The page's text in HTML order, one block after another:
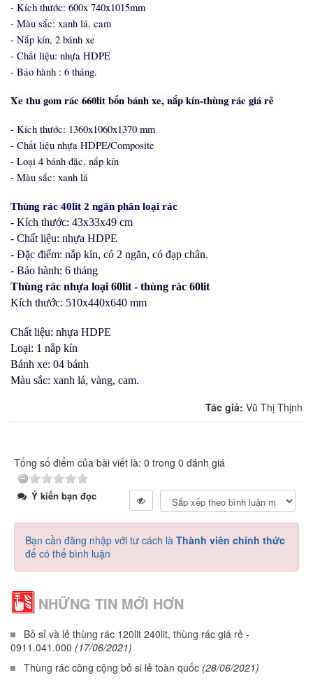
- Kích thước: 600x 740x1015mm
- Màu sắc: xanh lá, cam
- Nắp kín, 2 bánh xe
- Chất liệu: nhựa HDPE
- Bảo hành : 6 tháng.
Xe thu gom rác 660lit bốn bánh xe, nắp kín-thùng rác giá rẻ
- Kích thước: 1360x1060x1370 mm
- Chất liệu nhựa HDPE/Composite
- Loại 4 bánh đặc, nắp kín
- Màu sắc: xanh lá
Thùng rác 40lit 2 ngăn phân loại rác
- Kích thước: 43x33x49 cm
- Chất liệu: nhựa HDPE
- Đặc điểm: nắp kín, có 2 ngăn, có đạp chân.
- Bảo hành: 6 tháng
Thùng rác nhựa loại 60lit - thùng rác 60lit
Kích thước: 510x440x640 mm
Chất liệu: nhựa HDPE
Loại: 1 nắp kín
Bánh xe: 04 bánh
Màu sắc: xanh lá, vàng, cam.
Tác giả: Vũ Thị Thịnh
Tổng số điểm của bài viết là: 0 trong 0 đánh giá
Ý kiến bạn đọc
Bạn cần đăng nhập với tư cách là Thành viên chính thức
để có thể bình luận
NHỮNG TIN MỚI HƠN
Bỏ sỉ và lẻ thùng rác 120lit 240lit, thùng rác giá rẻ -
0911.041.000 (17/06/2021)
Thùng rác công cộng bỏ si lẻ toàn quốc (28/06/2021)